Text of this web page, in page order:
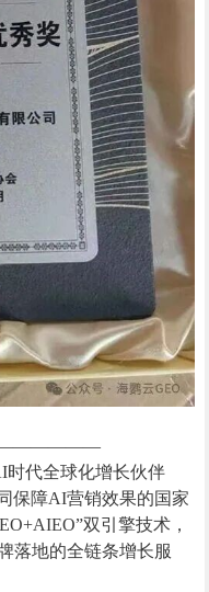
时代全球化增长伙伴
保障AI营销效果的国家
双引擎技术，
落地的全链条增长服